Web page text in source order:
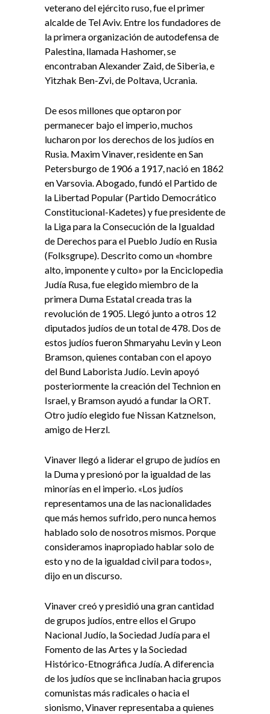
veterano del ejército ruso, fue el primer
alcalde de Tel Aviv. Entre los fundadores de
la primera organización de autodefensa de
Palestina, llamada Hashomer, se
encontraban Alexander Zaid, de Siberia, e
Yitzhak Ben-Zvi, de Poltava, Ucrania.
De esos millones que optaron por
permanecer bajo el imperio, muchos
lucharon por los derechos de los judíos en
Rusia. Maxim Vinaver, residente en San
Petersburgo de 1906 a 1917, nació en 1862
en Varsovia. Abogado, fundó el Partido de
la Libertad Popular (Partido Democrático
Constitucional-Kadetes) y fue presidente de
la Liga para la Consecución de la Igualdad
de Derechos para el Pueblo Judío en Rusia
(Folksgrupe). Descrito como un «hombre
alto, imponente y culto» por la Enciclopedia
Judía Rusa, fue elegido miembro de la
primera Duma Estatal creada tras la
revolución de 1905. Llegó junto a otros 12
diputados judíos de un total de 478. Dos de
estos judíos fueron Shmaryahu Levin y Leon
Bramson, quienes contaban con el apoyo
del Bund Laborista Judío. Levin apoyó
posteriormente la creación del Technion en
Israel, y Bramson ayudó a fundar la ORT.
Otro judío elegido fue Nissan Katznelson,
amigo de Herzl.
Vinaver llegó a liderar el grupo de judíos en
la Duma y presionó por la igualdad de las
minorías en el imperio. «Los judíos
representamos una de las nacionalidades
que más hemos sufrido, pero nunca hemos
hablado solo de nosotros mismos. Porque
consideramos inapropiado hablar solo de
esto y no de la igualdad civil para todos»,
dijo en un discurso.
Vinaver creó y presidió una gran cantidad
de grupos judíos, entre ellos el Grupo
Nacional Judío, la Sociedad Judía para el
Fomento de las Artes y la Sociedad
Histórico-Etnográfica Judía. A diferencia
de los judíos que se inclinaban hacia grupos
comunistas más radicales o hacia el
sionismo, Vinaver representaba a quienes